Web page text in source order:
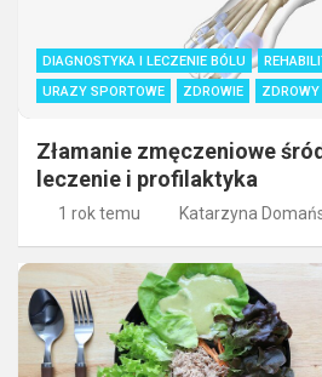
DIAGNOSTYKA I LECZENIE BÓLU
URAZY SPORTOWE
ZDROWIE
Złamanie zmęczeniowe
leczenie i profilaktyka
1 rok temu Katarzyna